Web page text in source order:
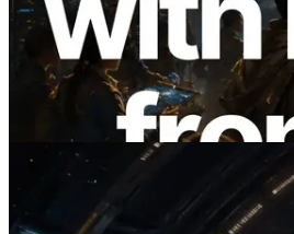
การวัด Ping จาก 7
เปิดตัว Validators